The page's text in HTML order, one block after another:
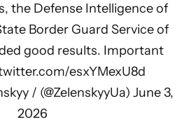
the Defense Intelligence of
Border Guard Service of
good results. Important
esxYMexU8d
/ (@ZelenskyyUa) June 3,
2026